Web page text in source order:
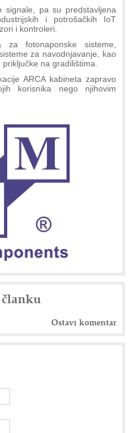
signale, pa su predstavljena
i potrošačkih IoT
i kontroleri.
fotonaponske sisteme,
za navodnjavanje, kao
na gradilištima.
ARCA kabineta zapravo
korisnika nego njihovim
Ostavi komentar